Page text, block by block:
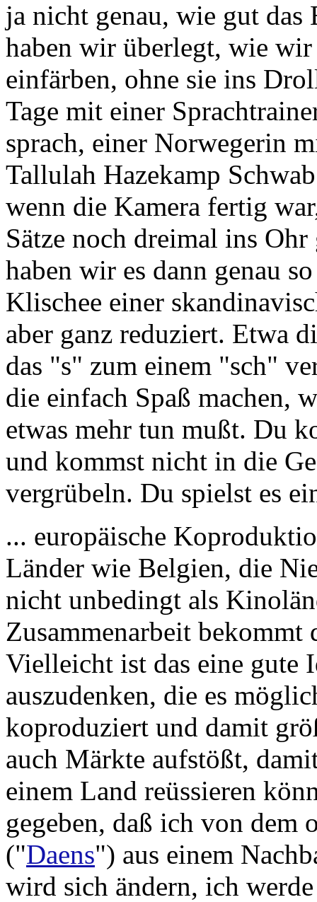
ja nicht genau, wie gut
haben wir überlegt, wie
einfärben, ohne sie ins
Tage mit einer
sprach, einer Norwegerin
Tallulah Hazekamp
wenn die Kamera fertig
Sätze noch dreimal ins
haben wir es dann genau
Klischee einer
aber ganz reduziert. Etwa
das "s" zum einem "sch"
die einfach Spaß machen,
etwas mehr tun mußt. Du
und kommst nicht in die
vergrübeln. Du spielst es
... europäische
Länder wie Belgien, die
nicht unbedingt als
Zusammenarbeit
Vielleicht ist das eine gute
auszudenken, die es
koproduziert und damit
auch Märkte aufstößt,
einem Land reüssieren
gegeben, daß ich von
("Daens") aus einem
wird sich ändern, ich